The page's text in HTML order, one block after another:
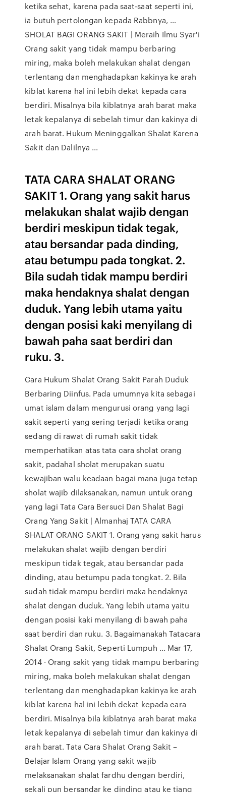
ketika sehat, karena pada saat-saat seperti ini,
ia butuh pertolongan kepada Rabbnya, …
SHOLAT BAGI ORANG SAKIT | Meraih Ilmu Syar'i
Orang sakit yang tidak mampu berbaring
miring, maka boleh melakukan shalat dengan
terlentang dan menghadapkan kakinya ke arah
kiblat karena hal ini lebih dekat kepada cara
berdiri. Misalnya bila kiblatnya arah barat maka
letak kepalanya di sebelah timur dan kakinya di
arah barat. Hukum Meninggalkan Shalat Karena
Sakit dan Dalilnya ...
TATA CARA SHALAT ORANG
SAKIT 1. Orang yang sakit harus
melakukan shalat wajib dengan
berdiri meskipun tidak tegak,
atau bersandar pada dinding,
atau betumpu pada tongkat. 2.
Bila sudah tidak mampu berdiri
maka hendaknya shalat dengan
duduk. Yang lebih utama yaitu
dengan posisi kaki menyilang di
bawah paha saat berdiri dan
ruku. 3.
Cara Hukum Shalat Orang Sakit Parah Duduk
Berbaring Diinfus. Pada umumnya kita sebagai
umat islam dalam mengurusi orang yang lagi
sakit seperti yang sering terjadi ketika orang
sedang di rawat di rumah sakit tidak
memperhatikan atas tata cara sholat orang
sakit, padahal sholat merupakan suatu
kewajiban walu keadaan bagai mana juga tetap
sholat wajib dilaksanakan, namun untuk orang
yang lagi Tata Cara Bersuci Dan Shalat Bagi
Orang Yang Sakit | Almanhaj TATA CARA
SHALAT ORANG SAKIT 1. Orang yang sakit harus
melakukan shalat wajib dengan berdiri
meskipun tidak tegak, atau bersandar pada
dinding, atau betumpu pada tongkat. 2. Bila
sudah tidak mampu berdiri maka hendaknya
shalat dengan duduk. Yang lebih utama yaitu
dengan posisi kaki menyilang di bawah paha
saat berdiri dan ruku. 3. Bagaimanakah Tatacara
Shalat Orang Sakit, Seperti Lumpuh ... Mar 17,
2014 · Orang sakit yang tidak mampu berbaring
miring, maka boleh melakukan shalat dengan
terlentang dan menghadapkan kakinya ke arah
kiblat karena hal ini lebih dekat kepada cara
berdiri. Misalnya bila kiblatnya arah barat maka
letak kepalanya di sebelah timur dan kakinya di
arah barat. Tata Cara Shalat Orang Sakit –
Belajar Islam Orang yang sakit wajib
melaksanakan shalat fardhu dengan berdiri,
sekali pun bersandar ke dinding atau ke tiang